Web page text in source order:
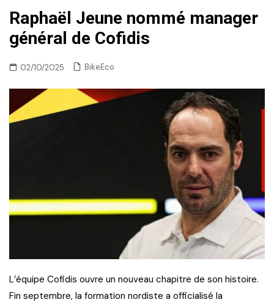
Raphaël Jeune nommé manager
général de Cofidis
02/10/2025 BikeEco
L’équipe Cofidis ouvre un nouveau chapitre de son histoire.
Fin septembre, la formation nordiste a officialisé la